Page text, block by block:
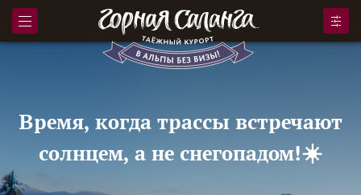
Время, когда трассы встречают
солнцем, а не снегопадом!☀️